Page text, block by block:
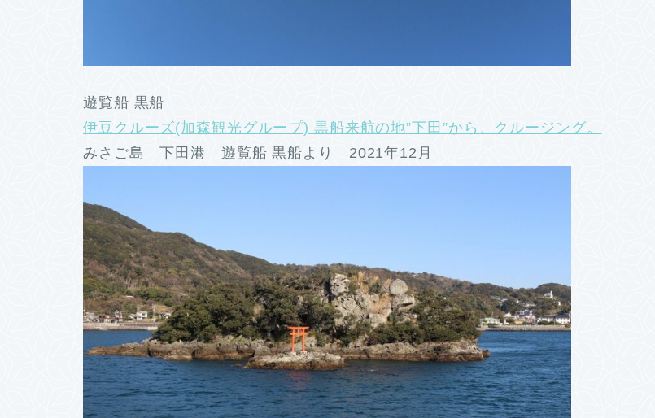
遊覧船 黒船
伊豆クルーズ(加森観光グループ) 黒船来航の地”下田”から、クルージング。
みさご島 下田港 遊覧船 黒船より 2021年12月